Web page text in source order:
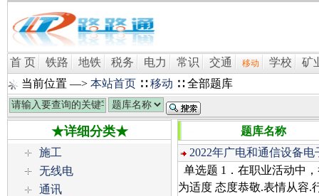
首 页 铁路 地铁 税务 电力 常识 交通 移动 学校
矿
当前位置 —> 本站首页 ∷移动 ∷ 全部题库
★详细分类★
施工
无线电
通讯
题库名称
2022年广电和通信设备
单选题 1．在职业活动中
为适度 态度恭敬.表情从容.